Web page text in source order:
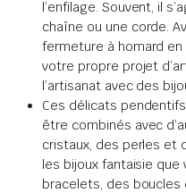
l’enfilage. Souvent, il
chaîne ou une corde.
fermeture à homard
votre propre projet
l’artisanat avec des
Ces délicats
être combinés avec
cristaux, des perles et
les bijoux fantaisie que
bracelets, des boucles